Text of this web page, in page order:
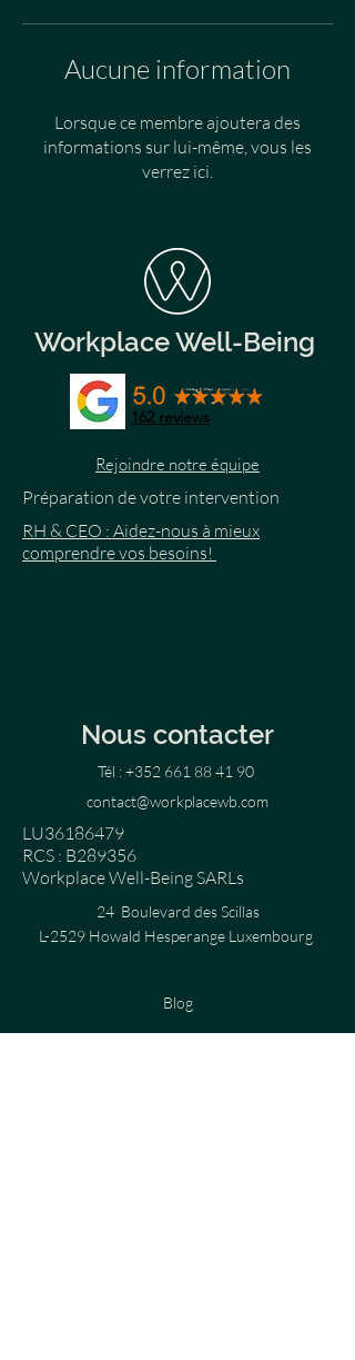
Aucune information
Lorsque ce membre ajoutera des
informations sur lui-même, vous les
verrez ici.
Workplace Well-Being
162 reviews
Rejoindre notre équipe
Préparation de votre intervention
RH & CEO : Aidez-nous à mieux
comprendre vos besoins!
Nous contacter
Tél :+352 661 88 41 90
contact@workplacewb.com
LU36186479
RCS : B289356
Workplace Well-Being SARLs
24 Boulevard des Scillas
L-2529 Howald Hesperange Luxembourg
Blog
cours virtuels